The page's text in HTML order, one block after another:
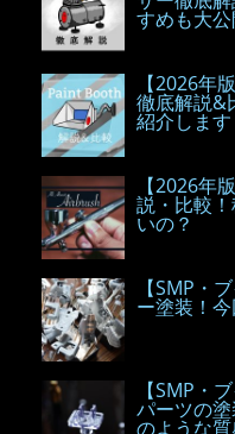
すめも大公
【2026年
徹底解説&
紹介します
【2026年
説・比較
いの？
【SMP・
ー塗装！
【SMP・
パーツの
のような質